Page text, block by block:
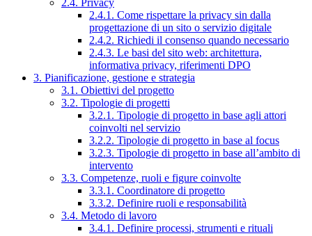
2.4. Privacy
2.4.1. Come rispettare la privacy sin dalla
progettazione di un sito o servizio digitale
2.4.2. Richiedi il consenso quando necessario
2.4.3. Le basi del sito web: architettura,
informativa privacy, riferimenti DPO
3. Pianificazione, gestione e strategia
3.1. Obiettivi del progetto
3.2. Tipologie di progetti
3.2.1. Tipologie di progetto in base agli attori
coinvolti nel servizio
3.2.2. Tipologie di progetto in base al focus
3.2.3. Tipologie di progetto in base all’ambito di
intervento
3.3. Competenze, ruoli e figure coinvolte
3.3.1. Coordinatore di progetto
3.3.2. Definire ruoli e responsabilità
3.4. Metodo di lavoro
3.4.1. Definire processi, strumenti e rituali